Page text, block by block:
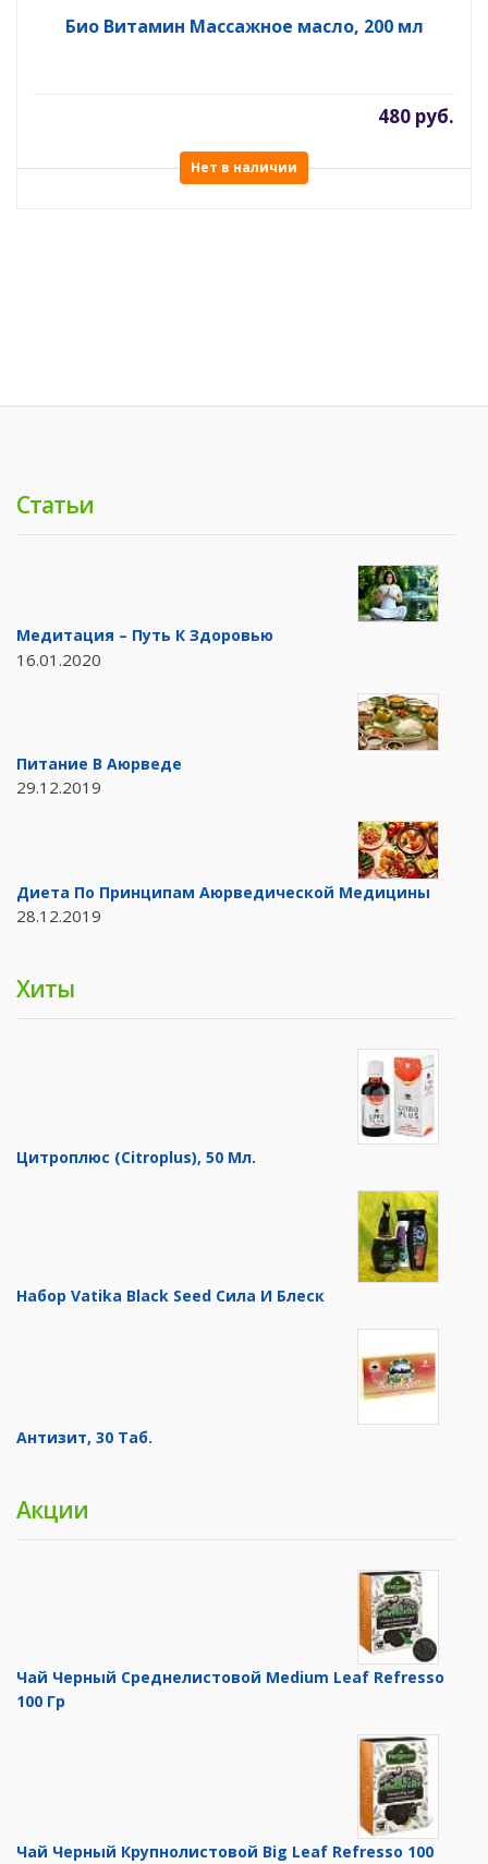
Био Витамин Массажное масло, 200 мл
480 руб.
Нет в наличии
Статьи
Медитация – Путь К Здоровью
16.01.2020
Питание В Аюрведе
29.12.2019
Диета По Принципам Аюрведической Медицины
28.12.2019
Хиты
Цитроплюс (Citroplus), 50 Мл.
Набор Vatika Black Seed Сила И Блеск
Антизит, 30 Таб.
Акции
Чай Черный Среднелистовой Medium Leaf Refresso
100 Гр
Чай Черный Крупнолистовой Big Leaf Refresso 100